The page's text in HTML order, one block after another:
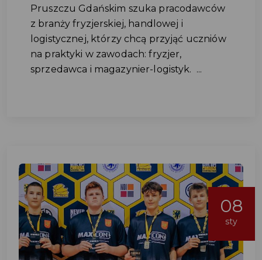
Pruszczu Gdańskim szuka pracodawców
z branży fryzjerskiej, handlowej i
logistycznej, którzy chcą przyjąć uczniów
na praktyki w zawodach: fryzjer,
sprzedawca i magazynier-logistyk. ...
08
sty